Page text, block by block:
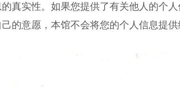
真实性。如果您提供了有关他人的个
的意愿，本馆不会将您的个人信息提